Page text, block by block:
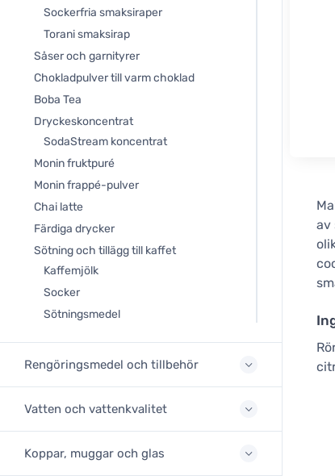
Sockerfria smaksiraper
Torani smaksirap
Såser och garnityrer
Chokladpulver till varm choklad
Boba Tea
Dryckeskoncentrat
SodaStream koncentrat
Monin fruktpuré
Monin frappé-pulver
Chai latte
Färdiga drycker
Sötning och tillägg till kaffet
Kaffemjölk
Socker
Sötningsmedel
Rengöringsmedel och tillbehör
Vatten och vattenkvalitet
Koppar, muggar och glas
av